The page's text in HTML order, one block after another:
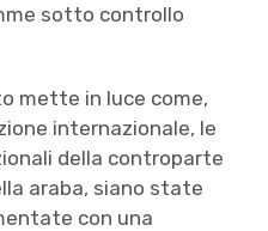
sotto controllo
mette in luce come,
internazionale, le
della controparte
araba, siano state
con una